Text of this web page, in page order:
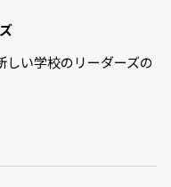
しい学校のリーダーズの